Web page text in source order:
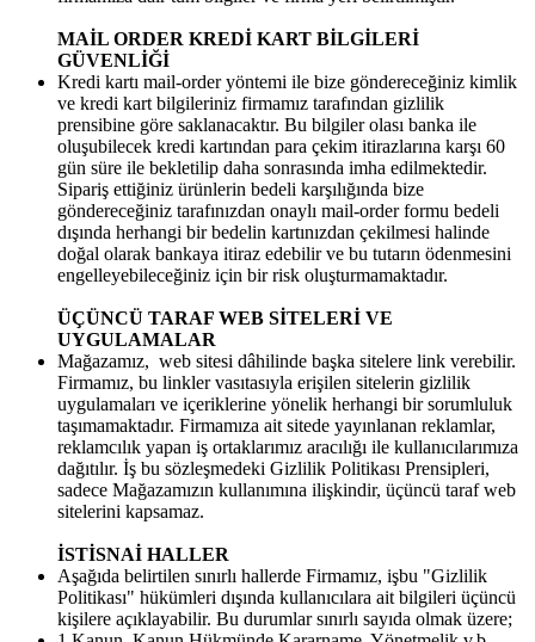
MAİL ORDER KREDİ KART BİLGİLERİ
GÜVENLİĞİ
Kredi kartı mail-order yöntemi ile bize göndereceğiniz kimlik
ve kredi kart bilgileriniz firmamız tarafından gizlilik
prensibine göre saklanacaktır. Bu bilgiler olası banka ile
oluşubilecek kredi kartından para çekim itirazlarına karşı 60
gün süre ile bekletilip daha sonrasında imha edilmektedir.
Sipariş ettiğiniz ürünlerin bedeli karşılığında bize
göndereceğiniz tarafınızdan onaylı mail-order formu bedeli
dışında herhangi bir bedelin kartınızdan çekilmesi halinde
doğal olarak bankaya itiraz edebilir ve bu tutarın ödenmesini
engelleyebileceğiniz için bir risk oluşturmamaktadır.
ÜÇÜNCÜ TARAF WEB SİTELERİ VE
UYGULAMALAR
Mağazamız, web sitesi dâhilinde başka sitelere link verebilir.
Firmamız, bu linkler vasıtasıyla erişilen sitelerin gizlilik
uygulamaları ve içeriklerine yönelik herhangi bir sorumluluk
taşımamaktadır. Firmamıza ait sitede yayınlanan reklamlar,
reklamcılık yapan iş ortaklarımız aracılığı ile kullanıcılarımıza
dağıtılır. İş bu sözleşmedeki Gizlilik Politikası Prensipleri,
sadece Mağazamızın kullanımına ilişkindir, üçüncü taraf web
sitelerini kapsamaz.
İSTİSNAİ HALLER
Aşağıda belirtilen sınırlı hallerde Firmamız, işbu "Gizlilik
Politikası" hükümleri dışında kullanıcılara ait bilgileri üçüncü
kişilere açıklayabilir. Bu durumlar sınırlı sayıda olmak üzere;